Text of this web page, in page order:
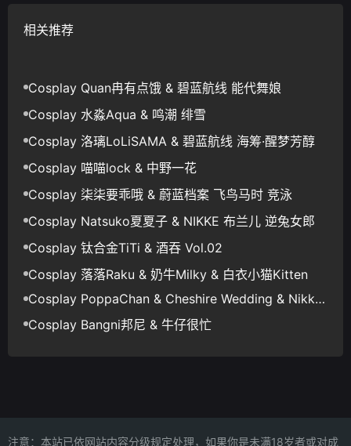
相关推荐
Cosplay Quan冉有点饿 & 碧蓝航线 能代舞娘
Cosplay 水淼Aqua & 鸣潮 绯雪
Cosplay 洛璃LoLiSAMA & 碧蓝航线 海筹·醒梦芳醇
Cosplay 喵喵lock & 中野一花
Cosplay 柒柒要乖哦 & 蔚蓝档案 飞鸟马时 竞泳
Cosplay Natsuko夏夏子 & NIKKE 布兰儿 逆兔女郎
Cosplay 钛合金TiTi & 酒吞 Vol.02
Cosplay 落落Raku & 奶牛Milky & 白衣小猫Kitten
Cosplay PoppaChan & Cheshire Wedding & Nikke
Cosplay Bangni邦尼 & 牛仔很忙
注意：本站已依网站内容分级规定处理，如果你是未满18岁者或对成